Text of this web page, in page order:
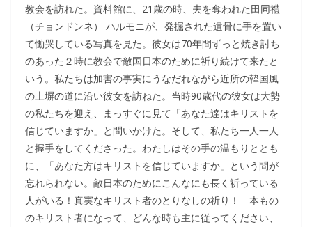
教会を訪れた。資料館に、21歳の時、夫を奪われた田同禮
（チョンドンネ） ハルモニが、発掘された遺骨に手を置い
て慟哭している写真を見た。彼女は70年間ずっと焼き討ち
のあった２時に教会で敵国日本のために祈り続けて来たと
いう。私たちは加害の事実にうなだれながら近所の韓国風
の土塀の道に沿い彼女を訪ねた。当時90歳代の彼女は大勢
の私たちを迎え、まっすぐに見て「あなた達はキリストを
信じていますか」と問いかけた。そして、私たち一人一人
と握手をしてくださった。わたしはその手の温もりととも
に、「あなた方はキリストを信じていますか」という問が
忘れられない。敵日本のためにこんなにも長く祈っている
人がいる！真実なキリスト者のとりなしの祈り！ 本もの
のキリスト者になって、どんな時も主に従ってください、